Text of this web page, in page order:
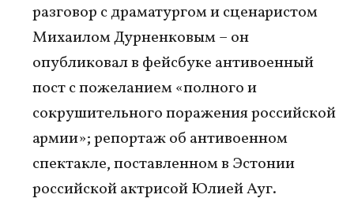
разговор с драматургом и сценаристом
Михаилом Дурненковым – он
опубликовал в фейсбуке антивоенный
пост с пожеланием «полного и
сокрушительного поражения российской
армии»; репортаж об антивоенном
спектакле, поставленном в Эстонии
российской актрисой Юлией Ауг.